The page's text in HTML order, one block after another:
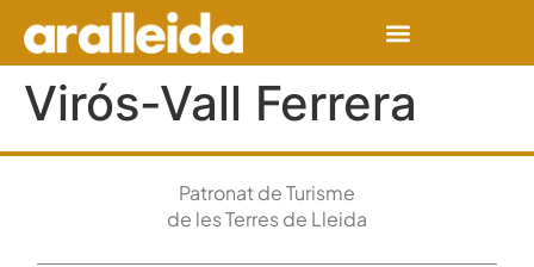
Virós-Vall Ferrera
Patronat de Turisme
de les Terres de Lleida